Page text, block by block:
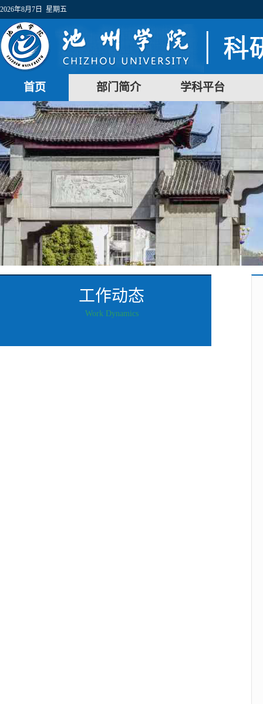
2026年8月7日 星期五
首页 部门简介 学科平台
工作动态
Work Dynamics